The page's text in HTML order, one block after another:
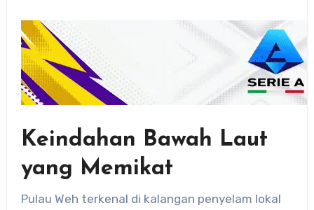
Keindahan Bawah Laut
yang Memikat
Pulau Weh terkenal di kalangan penyelam lokal